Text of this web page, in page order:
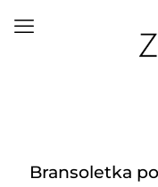
Bransoletka